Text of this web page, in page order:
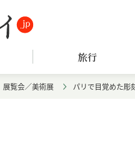
旅行
展覧会／美術展 パリで目覚めた彫